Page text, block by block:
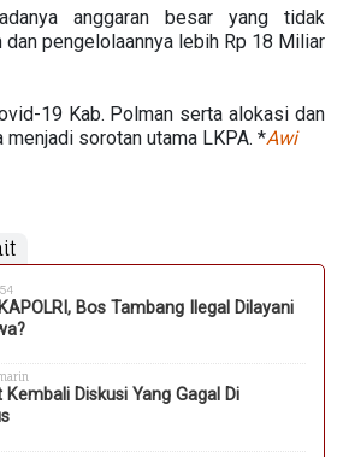
anggaran besar yang tidak
dan pengelolaannya lebih Rp 18 Miliar
19 Kab. Polman serta alokasi dan
sorotan utama LKPA. *Awi
Bos Tambang Ilegal Dilayani
Kembali Diskusi Yang Gagal Di